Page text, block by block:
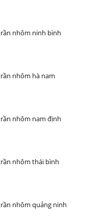
nhôm ninh bình
nhôm hà nam
nhôm nam định
nhôm thái bình
nhôm quảng ninh